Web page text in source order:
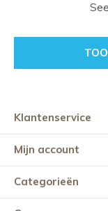
Klantenservice
Mijn account
Categorieën